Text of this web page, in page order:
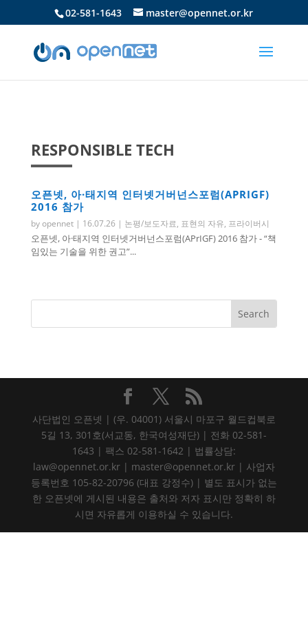
02-581-1643 master@opennet.or.kr
RESPONSIBLE TECH
오픈넷, 아·태지역 인터넷거버넌스포럼(APRIGF)
2016 참가
byopennet| 16.07.26| 논평/보도자료, 표현의 자유, 프라이버시
오픈넷, 아·태지역 인터넷거버넌스포럼(APrIGF) 2016 참가 - “책
임있는 기술을 위한 권고”...
사단법인 오픈넷 | (우. 04001) 서울시 마포구 월드컵북로
5길 13, 301호(서교동, 한국여성재단) | 전화 02-581-
1643 | 팩스 02-581-1642 | 법률상담:
law@opennet.or.kr | master@opennet.or.kr | 사업자
등록번호 105-82-20796 (대표 강정수) | 별도 표시가 없는
한 오픈넷에 게시된 내용은 출처와 저자 표시만 정확히 하
시면 자유롭게 이용하실 수 있습니다.